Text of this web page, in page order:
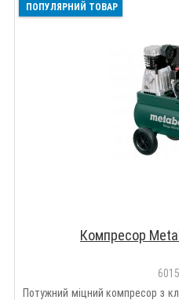
ПОПУЛЯРНИЙ ТОВАР
Компресор
Потужний міцний компресор з